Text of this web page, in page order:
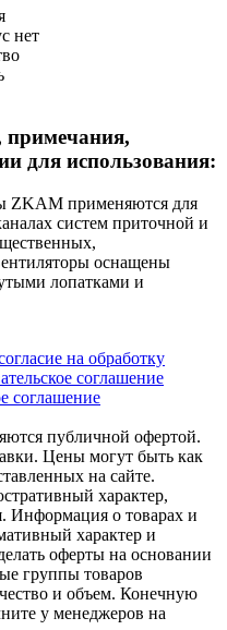
нет
примечания,
для использования:
ZKAM применяются для
систем приточной и
оснащены
лопатками и
на обработку
соглашение
соглашение
публичной офертой.
Цены могут быть как
на сайте.
характер,
Информация о товарах и
характер и
оферты на основании
группы товаров
и объем. Конечную
у менеджеров на